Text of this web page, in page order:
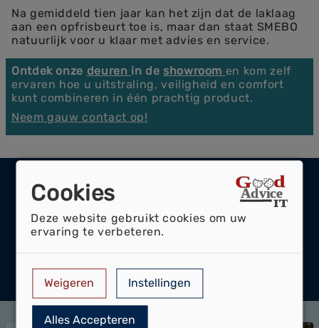
Na gemiddeld tien jaar kan het zijn dat de laklaag
aan een opfrisbeurt toe is, maar dan staat SMEBO
natuurlijk voor u klaar met advies en service.
Ontdek onze deuren in de showroom en kom zelf
ervaren hoe u uitstraling, veiligheid en comfort
kunt combineren in één prachtig product.
Neem gauw contact op!
Maak kennis met ons portfolio
In ons portfolio kunt u kennis maken met
onze expertise.
Cookies
Deze website gebruikt cookies om uw
ervaring te verbeteren.
Weigeren Instellingen
Alles Accepteren